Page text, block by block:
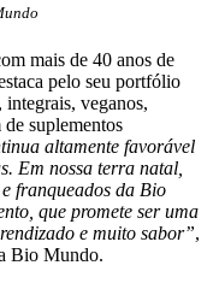
mais de 40 anos de
pelo seu portfólio
veganos,
suplementos
altamente favorável
Em nossa terra natal,
franqueados da Bio
que promete ser uma
e muito sabor”,
Bio Mundo.